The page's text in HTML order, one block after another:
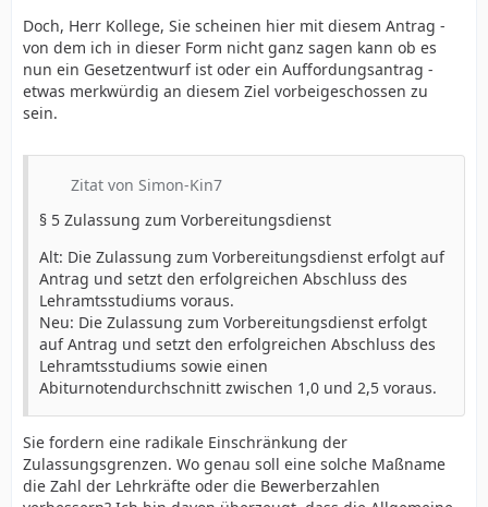
Doch, Herr Kollege, Sie scheinen hier mit diesem Antrag -
von dem ich in dieser Form nicht ganz sagen kann ob es
nun ein Gesetzentwurf ist oder ein Auffordungsantrag -
etwas merkwürdig an diesem Ziel vorbeigeschossen zu
sein.
Zitat von Simon-Kin7
§ 5 Zulassung zum Vorbereitungsdienst
Alt: Die Zulassung zum Vorbereitungsdienst erfolgt auf
Antrag und setzt den erfolgreichen Abschluss des
Lehramtsstudiums voraus.
Neu: Die Zulassung zum Vorbereitungsdienst erfolgt
auf Antrag und setzt den erfolgreichen Abschluss des
Lehramtsstudiums sowie einen
Abiturnotendurchschnitt zwischen 1,0 und 2,5 voraus.
Sie fordern eine radikale Einschränkung der
Zulassungsgrenzen. Wo genau soll eine solche Maßname
die Zahl der Lehrkräfte oder die Bewerberzahlen